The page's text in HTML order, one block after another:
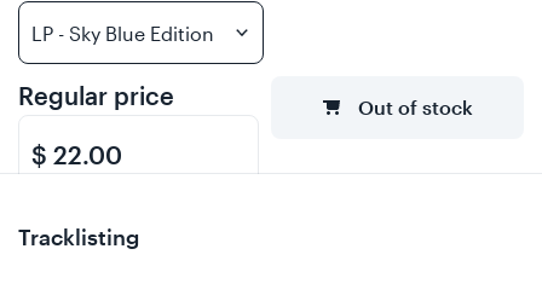
Regular price
$ 22.00
Out of stock
Tracklisting